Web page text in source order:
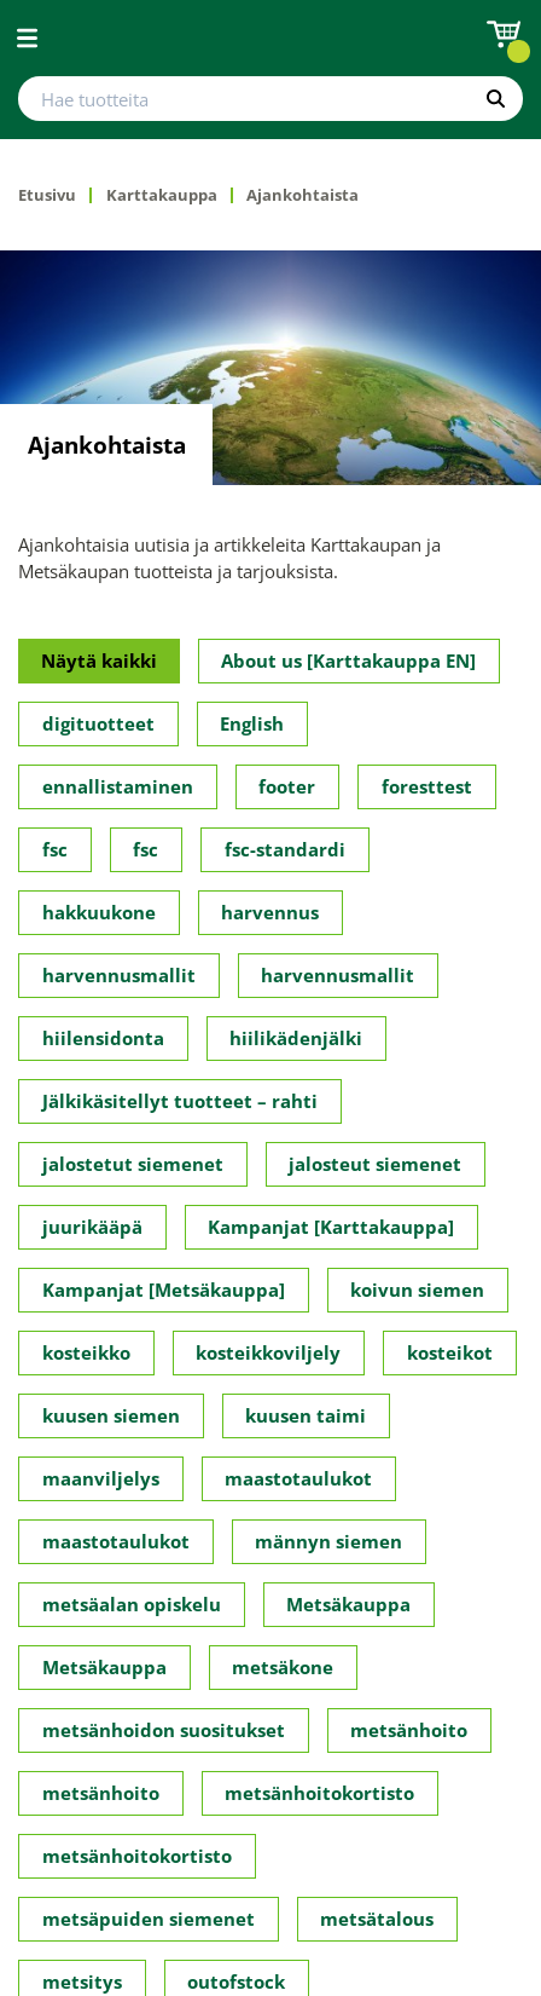
Avaa valikko
Hae tuotteita
Hae
Etusivu Karttakauppa Ajankohtaista
Ajankohtaista
Ajankohtaisia uutisia ja artikkeleita Karttakaupan ja
Metsäkaupan tuotteista ja tarjouksista.
Näytä kaikki About us [Karttakauppa EN]
digituotteet English
ennallistaminen footer foresttest
fsc fsc fsc-standardi
hakkuukone harvennus
harvennusmallit harvennusmallit
hiilensidonta hiilikädenjälki
Jälkikäsitellyt tuotteet – rahti
jalostetut siemenet jalosteut siemenet
juurikääpä Kampanjat [Karttakauppa]
Kampanjat [Metsäkauppa] koivun siemen
kosteikko kosteikkoviljely kosteikot
kuusen siemen kuusen taimi
maanviljelys maastotaulukot
maastotaulukot männyn siemen
metsäalan opiskelu Metsäkauppa
Metsäkauppa metsäkone
metsänhoidon suositukset metsänhoito
metsänhoito metsänhoitokortisto
metsänhoitokortisto
metsäpuiden siemenet metsätalous
metsitys outofstock